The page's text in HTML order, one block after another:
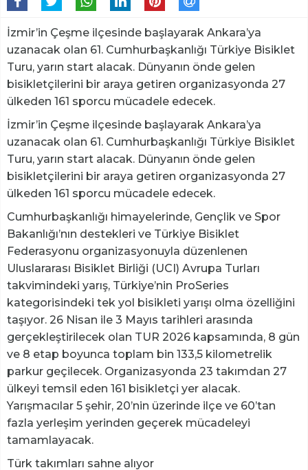
İzmir’in Çeşme ilçesinde başlayarak Ankara’ya
uzanacak olan 61. Cumhurbaşkanlığı Türkiye Bisiklet
Turu, yarın start alacak. Dünyanın önde gelen
bisikletçilerini bir araya getiren organizasyonda 27
ülkeden 161 sporcu mücadele edecek.
İzmir’in Çeşme ilçesinde başlayarak Ankara’ya
uzanacak olan 61. Cumhurbaşkanlığı Türkiye Bisiklet
Turu, yarın start alacak. Dünyanın önde gelen
bisikletçilerini bir araya getiren organizasyonda 27
ülkeden 161 sporcu mücadele edecek.
Cumhurbaşkanlığı himayelerinde, Gençlik ve Spor
Bakanlığı’nın destekleri ve Türkiye Bisiklet
Federasyonu organizasyonuyla düzenlenen
Uluslararası Bisiklet Birliği (UCI) Avrupa Turları
takvimindeki yarış, Türkiye’nin ProSeries
kategorisindeki tek yol bisikleti yarışı olma özelliğini
taşıyor. 26 Nisan ile 3 Mayıs tarihleri arasında
gerçekleştirilecek olan TUR 2026 kapsamında, 8 gün
ve 8 etap boyunca toplam bin 133,5 kilometrelik
parkur geçilecek. Organizasyonda 23 takımdan 27
ülkeyi temsil eden 161 bisikletçi yer alacak.
Yarışmacılar 5 şehir, 20’nin üzerinde ilçe ve 60’tan
fazla yerleşim yerinden geçerek mücadeleyi
tamamlayacak.
Türk takımları sahne alıyor